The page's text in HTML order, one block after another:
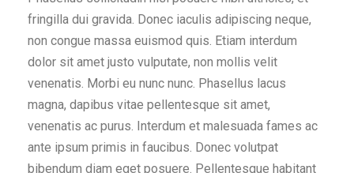
fringilla dui gravida. Donec iaculis adipiscing neque,
non congue massa euismod quis. Etiam interdum
dolor sit amet justo vulputate, non mollis velit
venenatis. Morbi eu nunc nunc. Phasellus lacus
magna, dapibus vitae pellentesque sit amet,
venenatis ac purus. Interdum et malesuada fames ac
ante ipsum primis in faucibus. Donec volutpat
bibendum diam eget posuere. Pellentesque habitant